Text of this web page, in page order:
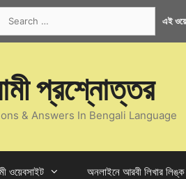
for:
এই
প্রশ্নোত্তর
& Answers In Bengali Language
ওয়েবসাইট অনলাইনে আরবী লিখার লিঙ্ক